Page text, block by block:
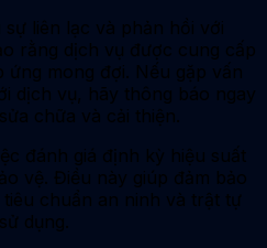
liên lạc và phản hồi với
rằng dịch vụ được cung cấp
mong đợi. Nếu gặp vấn
dịch vụ, hãy thông báo ngay
chữa và cải thiện.
đánh giá định kỳ hiệu suất
vệ. Điều này giúp đảm bảo
chuẩn an ninh và trật tự
dụng.